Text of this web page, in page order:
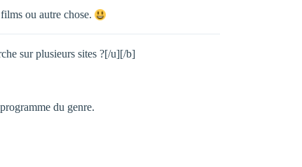
ou autre chose.
sur plusieurs sites ?[/u][/b]
du genre.